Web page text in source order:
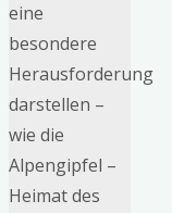
eine
besondere
Herausforderung
darstellen –
wie die
Alpengipfel –
Heimat des